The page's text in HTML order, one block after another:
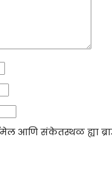
आणि संकेतस्थळ ह्या